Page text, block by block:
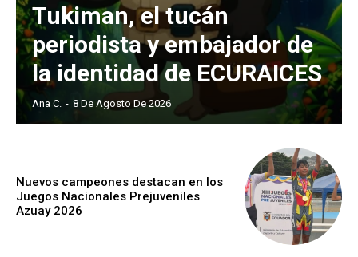
Tukiman, el tucán
periodista y embajador de
la identidad de ECURAICES
Ana C. - 8 De Agosto De 2026
Nuevos campeones destacan en los
Juegos Nacionales Prejuveniles
Azuay 2026